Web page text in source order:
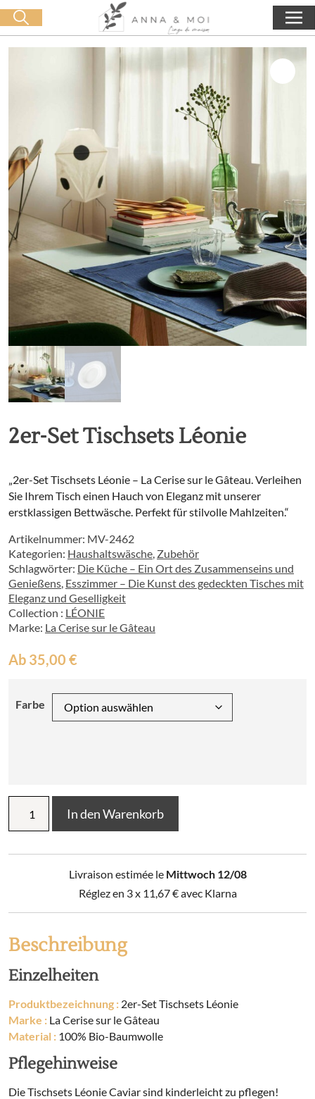
Kostenlose Lieferung ab 60€ Einkauf 0,00€
Suche starten
2er-Set Tischsets Léonie
„2er-Set Tischsets Léonie – La Cerise sur le Gâteau. Verleihen
Sie Ihrem Tisch einen Hauch von Eleganz mit unserer
erstklassigen Bettwäsche. Perfekt für stilvolle Mahlzeiten.“
Artikelnummer: MV-2462
Kategorien: Haushaltswäsche, Zubehör
Schlagwörter: Die Küche – Ein Ort des Zusammenseins und
Genießens, Esszimmer – Die Kunst des gedeckten Tisches mit
Eleganz und Geselligkeit
Collection : LÉONIE
Marke: La Cerise sur le Gâteau
Ab 35,00 €
Farbe
Tischsets
In den Warenkorb
Livraison estimée le Mittwoch 12/08
Réglez en 3 x 11,67€avec Klarna
Beschreibung
Einzelheiten
Produktbezeichnung : 2er-Set Tischsets Léonie
Marke : La Cerise sur le Gâteau
Material : 100% Bio-Baumwolle
Pflegehinweise
Die Tischsets Léonie Caviar sind kinderleicht zu pflegen!